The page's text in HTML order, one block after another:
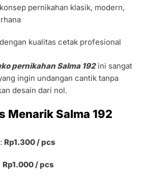
pernikahan klasik, modern,
kualitas cetak profesional
pernikahan Salma 192ini sangat
ingin undangan cantik tanpa
desain dari nol.
Menarik Salma 192
Rp1.300 / pcs
Rp1.000 / pcs